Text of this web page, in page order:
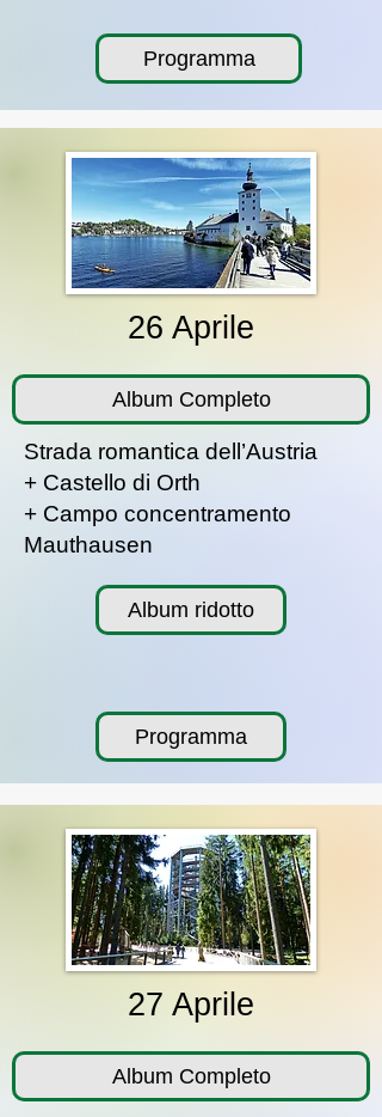
Programma
26 Aprile
Album Completo
Strada romantica dell’Austria
+ Castello di Orth
+ Campo concentramento
Mauthausen
Album ridotto
Programma
27 Aprile
Album Completo